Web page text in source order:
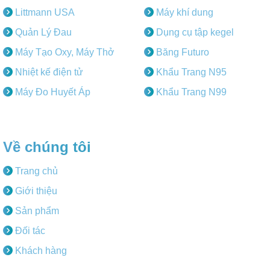
Littmann USA
Quản Lý Đau
Máy Tạo Oxy, Máy Thở
Nhiệt kế điện tử
Máy Đo Huyết Áp
Máy khí dung
Dụng cụ tập kegel
Băng Futuro
Khẩu Trang N95
Khẩu Trang N99
Về chúng tôi
Trang chủ
Giới thiệu
Sản phẩm
Đối tác
Khách hàng